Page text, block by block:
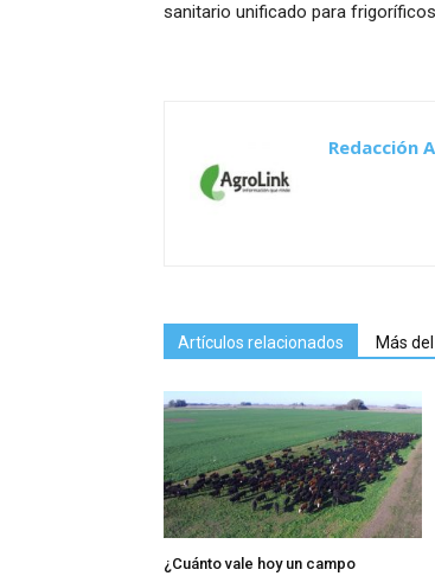
sanitario unificado para
Redacción
Artículos relacionados Más
¿Cuánto vale hoy un campo